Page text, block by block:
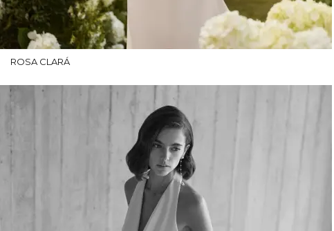
ROSA CLARÁ